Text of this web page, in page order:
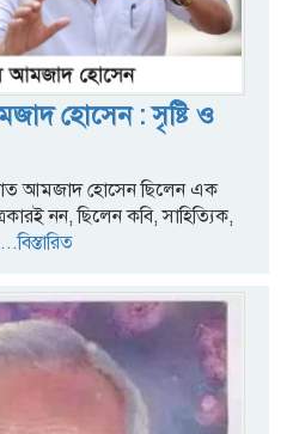
হোসেন : সৃষ্টি ও
আমজাদ হোসেন ছিলেন এক
নন, ছিলেন কবি, সাহিত্যিক,